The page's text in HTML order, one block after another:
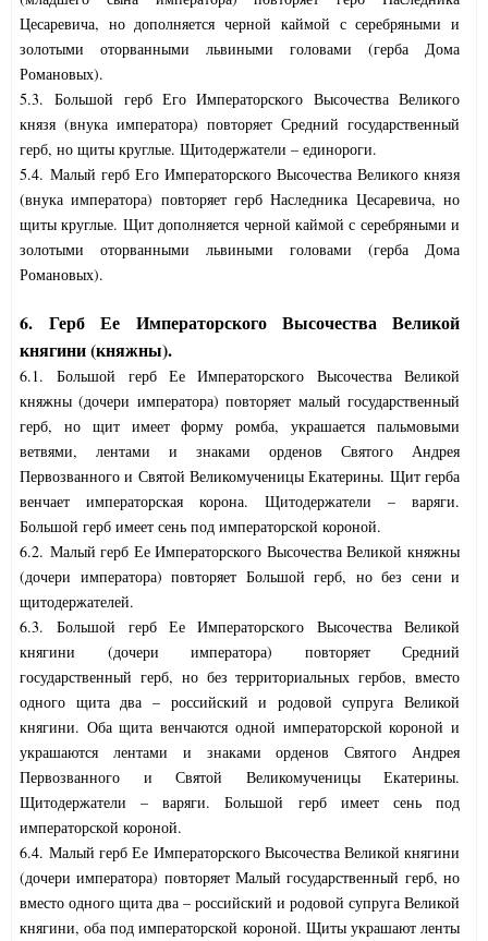
Цесаревича, но дополняется черной каймой с серебряными и
золотыми оторванными львиными головами (герба Дома
Романовых).
5.3. Большой герб Его Императорского Высочества Великого
князя (внука императора) повторяет Средний государственный
герб, но щиты круглые. Щитодержатели – единороги.
5.4. Малый герб Его Императорского Высочества Великого князя
(внука императора) повторяет герб Наследника Цесаревича, но
щиты круглые. Щит дополняется черной каймой с серебряными и
золотыми оторванными львиными головами (герба Дома
Романовых).
6. Герб Ее Императорского Высочества Великой
княгини (княжны).
6.1. Большой герб Ее Императорского Высочества Великой
княжны (дочери императора) повторяет малый государственный
герб, но щит имеет форму ромба, украшается пальмовыми
ветвями, лентами и знаками орденов Святого Андрея
Первозванного и Святой Великомученицы Екатерины. Щит герба
венчает императорская корона. Щитодержатели – варяги.
Большой герб имеет сень под императорской короной.
6.2. Малый герб Ее Императорского Высочества Великой княжны
(дочери императора) повторяет Большой герб, но без сени и
щитодержателей.
6.3. Большой герб Ее Императорского Высочества Великой
княгини (дочери императора) повторяет Средний
государственный герб, но без территориальных гербов, вместо
одного щита два – российский и родовой супруга Великой
княгини. Оба щита венчаются одной императорской короной и
украшаются лентами и знаками орденов Святого Андрея
Первозванного и Святой Великомученицы Екатерины.
Щитодержатели – варяги. Большой герб имеет сень под
императорской короной.
6.4. Малый герб Ее Императорского Высочества Великой княгини
(дочери императора) повторяет Малый государственный герб, но
вместо одного щита два – российский и родовой супруга Великой
княгини, оба под императорской короной. Щиты украшают ленты